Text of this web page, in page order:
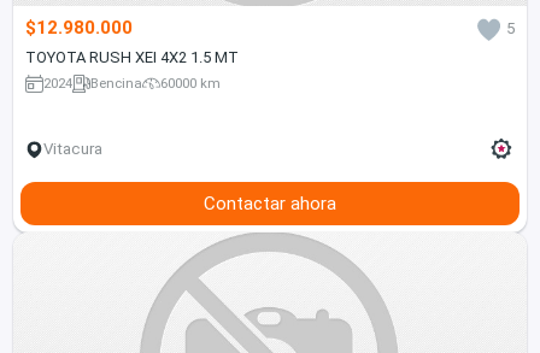
$12.980.000
5
TOYOTA RUSH XEI 4X2 1.5 MT
2024 Bencina 60000 km
Vitacura
Contactar ahora